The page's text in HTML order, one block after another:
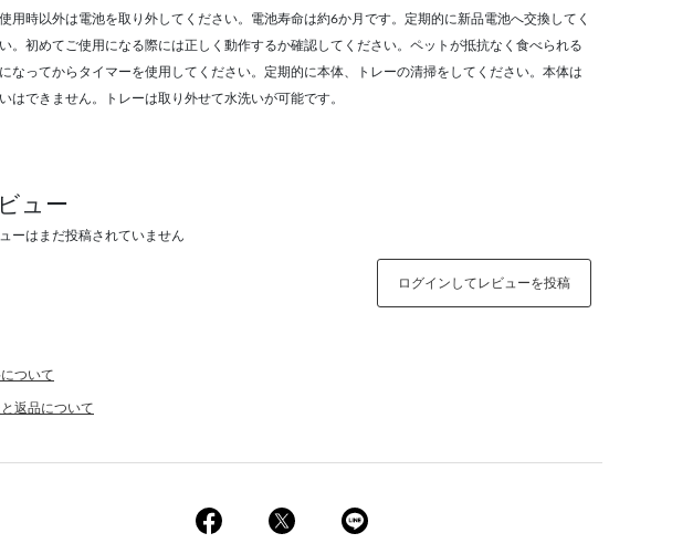
用時以外は電池を取り外してください。電池寿命は約6か月です。定期的に新品電池へ交換してく
。初めてご使用になる際には正しく動作するか確認してください。ペットが抵抗なく食べられる
なってからタイマーを使用してください。定期的に本体、トレーの清掃をしてください。本体は
はできません。トレーは取り外せて水洗いが可能です。
ュー
ーはまだ投稿されていません
ログインしてレビューを投稿
ついて
返品について